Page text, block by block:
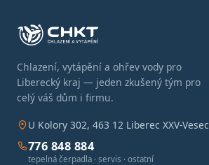
Chlazení, vytápění a ohřev vody pro
Liberecký kraj — jeden zkušený tým pro
celý váš dům i firmu.
U Kolory 302, 463 12 Liberec XXV-Vesec
776 848 884
tepelná čerpadla · servis · ostatní